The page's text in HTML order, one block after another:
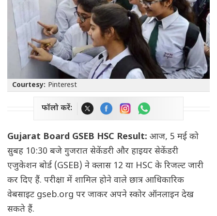
Courtesy: Pinterest
फॉलो करें:
Gujarat Board GSEB HSC Result: आज, 5 मई को
सुबह 10:30 बजे गुजरात सेकेंडरी और हाइयर सेकेंडरी
एजुकेशन बोर्ड (GSEB) ने क्लास 12 या HSC के रिजल्ट जारी
कर दिए हैं. परीक्षा में शामिल होने वाले छात्र आधिकारिक
वेबसाइट gseb.org पर जाकर अपने स्कोर ऑनलाइन देख
सकते हैं.